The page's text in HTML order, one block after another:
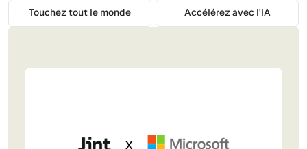
Touchez tout le monde Accélérez avec l'IA